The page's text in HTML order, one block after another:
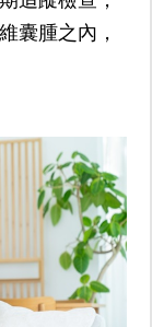
囊腫之內，